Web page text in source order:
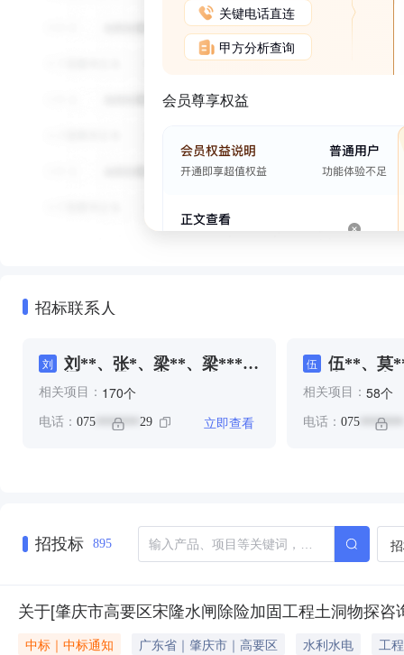
关键电话直连
甲方分析查询
会员尊享权益
招标联系人
刘
刘**、张*、梁**、梁***、
韩**、韩**
相关项目： 170个
电话： 075 ******* 29 立即查看
伍
伍**、莫
相关项目： 58个
电话： 075*******
招投标 895
关于[肇庆市高要区宋隆水闸除险加固工程土洞物探
中标｜中标通知 广东省｜肇庆市｜高要区 水利水电
工程